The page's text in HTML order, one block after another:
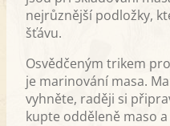
nejrůznější podložky,
šťávu.
Osvědčeným trikem
je marinování masa.
vyhněte, raději si
kupte odděleně maso